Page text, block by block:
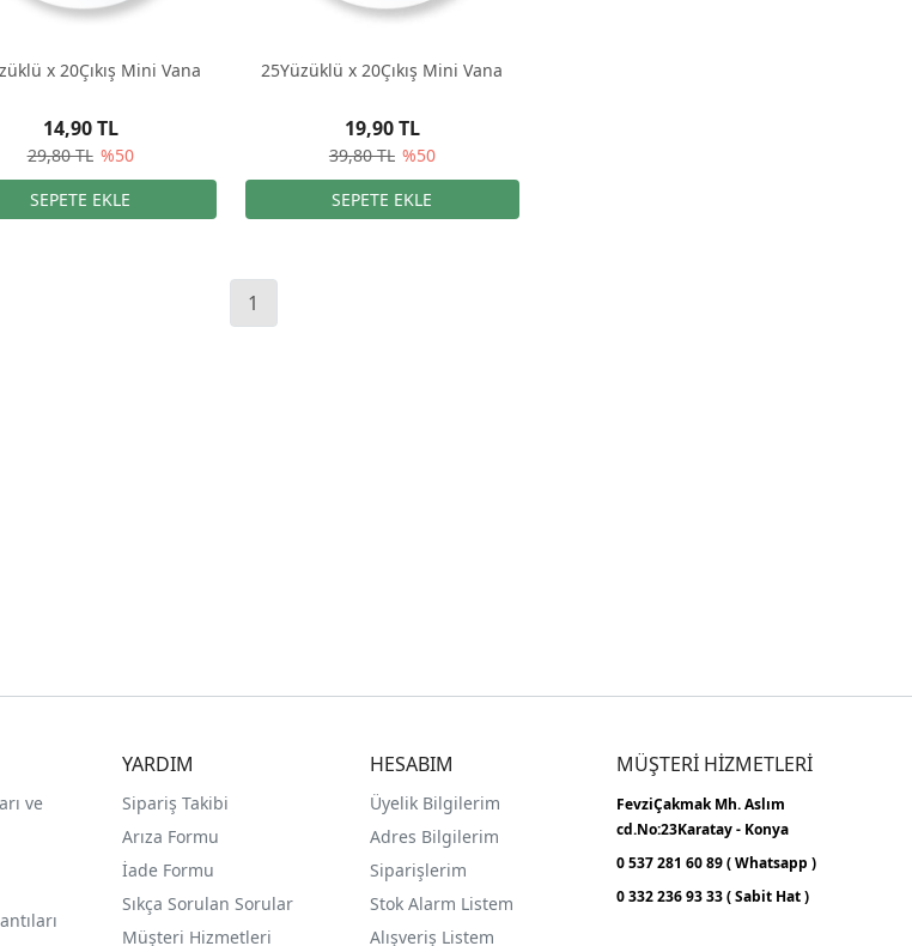
x 20Çıkış Mini Vana
29,80 TL %50
14,90 TL
25Yüzüklü x 20Çıkış Mini Vana
39,80 TL %50
19,90 TL
1
ve
YARDIM
Sipariş Takibi
Arıza Formu
İade Formu
Sıkça Sorulan Sorular
Müşteri Hizmetleri
HESABIM
Üyelik Bilgilerim
Adres Bilgilerim
Siparişlerim
Stok Alarm Listem
Alışveriş Listem
MÜŞTERİ HİZMETLERİ
FevziÇakmak Mh.Aslım
cd.No:23Karatay - Konya
0 537 281 60 89 ( Whatsapp )
0 332 236 93 33 ( Sabit Hat )